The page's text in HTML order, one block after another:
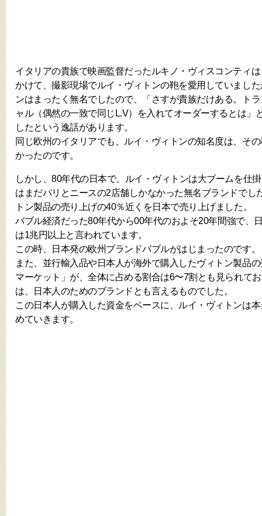
イタリアの貴族で映画監督だったルキノ・ヴィスコンティ
かけて、撮影現場でルイ・ヴィトンの鞄を愛用していまし
ンはまったく無名でしたので、「さすが貴族だけある。ト
ャル（偶然の一致で同じL.V）を入れてオーダーするとは」
したという逸話があります。
同じ欧州のイタリアでも、ルイ・ヴィトンの知名度は、そ
かったのです。
しかし、80年代の日本で、ルイ・ヴィトンは大ブームを仕
はまだパリとニースの2店舗しかなかった無名ブランドでし
トン製品の売り上げの40％近くを日本で売り上げました。
バブル経済だった80年代から00年代のおよそ20年間強で、
は1兆円以上と言われています。
この時、日本発の欧州ブランドバブルがはじまったのです。
また、並行輸入品や日本人が海外で購入したヴィトン製品
マーケット」が、全体に占める割合は6〜7割とも見られて
は、日本人のためのブランドとも言えるものでした。
この日本人が購入した資金をベースに、ルイ・ヴィトンは
めていきます。